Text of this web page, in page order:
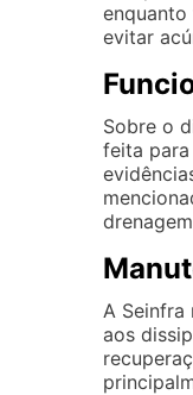
enquanto
evitar
Sobre o
feita
A Seinfra
aos